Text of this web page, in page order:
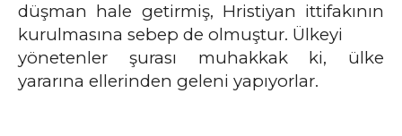
düşman hale getirmiş, Hristiyan ittifakının
kurulmasına sebep de olmuştur. Ülkeyi
yönetenler şurası muhakkak ki, ülke
yararına ellerinden geleni yapıyorlar.